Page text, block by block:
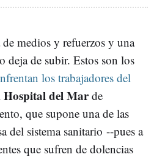
medios y refuerzos y una
deja de subir. Estos son los
los trabajadores del
Hospital del Marde
que supone una de las
del sistema sanitario --pues a
que sufren de dolencias